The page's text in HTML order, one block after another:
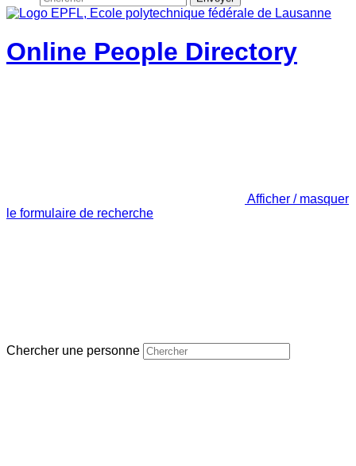
Online People Directory
Afficher / masquer
le formulaire de recherche
Chercher une personne